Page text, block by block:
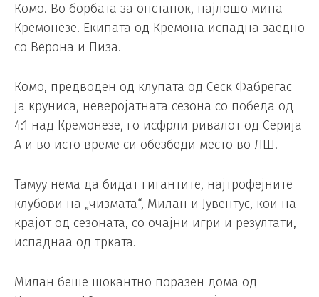
Комо. Во борбата за опстанок, најлошо мина
Кремонезе. Екипата од Кремона испадна заедно
со Верона и Пиза.
Комо, предводен од клупата од Сеск Фабрегас
ја круниса, неверојатната сезона со победа од
4:1 над Кремонезе, го исфрли ривалот од Серија
А и во исто време си обезбеди место во ЛШ.
Тамуу нема да бидат гигантите, најтрофејните
клубови на „чизмата“, Милан и Јувентус, кои на
крајот од сезоната, со очајни игри и резултати,
испаднаа од трката.
Милан беше шокантно поразен дома од